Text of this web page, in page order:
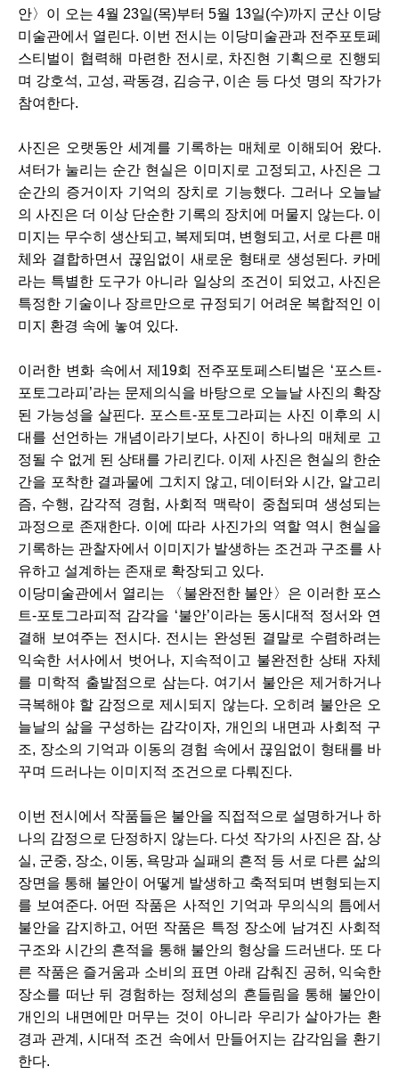
안〉이 오는 4월 23일(목)부터 5월 13일(수)까지 군산 이당
미술관에서 열린다. 이번 전시는 이당미술관과 전주포토페
스티벌이 협력해 마련한 전시로, 차진현 기획으로 진행되
며 강호석, 고성, 곽동경, 김승구, 이손 등 다섯 명의 작가가
참여한다.
사진은 오랫동안 세계를 기록하는 매체로 이해되어 왔다.
셔터가 눌리는 순간 현실은 이미지로 고정되고, 사진은 그
순간의 증거이자 기억의 장치로 기능했다. 그러나 오늘날
의 사진은 더 이상 단순한 기록의 장치에 머물지 않는다. 이
미지는 무수히 생산되고, 복제되며, 변형되고, 서로 다른 매
체와 결합하면서 끊임없이 새로운 형태로 생성된다. 카메
라는 특별한 도구가 아니라 일상의 조건이 되었고, 사진은
특정한 기술이나 장르만으로 규정되기 어려운 복합적인 이
미지 환경 속에 놓여 있다.
이러한 변화 속에서 제19회 전주포토페스티벌은 ‘포스트-
포토그라피’라는 문제의식을 바탕으로 오늘날 사진의 확장
된 가능성을 살핀다. 포스트-포토그라피는 사진 이후의 시
대를 선언하는 개념이라기보다, 사진이 하나의 매체로 고
정될 수 없게 된 상태를 가리킨다. 이제 사진은 현실의 한순
간을 포착한 결과물에 그치지 않고, 데이터와 시간, 알고리
즘, 수행, 감각적 경험, 사회적 맥락이 중첩되며 생성되는
과정으로 존재한다. 이에 따라 사진가의 역할 역시 현실을
기록하는 관찰자에서 이미지가 발생하는 조건과 구조를 사
유하고 설계하는 존재로 확장되고 있다.
이당미술관에서 열리는 〈불완전한 불안〉은 이러한 포스
트-포토그라피적 감각을 ‘불안’이라는 동시대적 정서와 연
결해 보여주는 전시다. 전시는 완성된 결말로 수렴하려는
익숙한 서사에서 벗어나, 지속적이고 불완전한 상태 자체
를 미학적 출발점으로 삼는다. 여기서 불안은 제거하거나
극복해야 할 감정으로 제시되지 않는다. 오히려 불안은 오
늘날의 삶을 구성하는 감각이자, 개인의 내면과 사회적 구
조, 장소의 기억과 이동의 경험 속에서 끊임없이 형태를 바
꾸며 드러나는 이미지적 조건으로 다뤄진다.
이번 전시에서 작품들은 불안을 직접적으로 설명하거나 하
나의 감정으로 단정하지 않는다. 다섯 작가의 사진은 잠, 상
실, 군중, 장소, 이동, 욕망과 실패의 흔적 등 서로 다른 삶의
장면을 통해 불안이 어떻게 발생하고 축적되며 변형되는지
를 보여준다. 어떤 작품은 사적인 기억과 무의식의 틈에서
불안을 감지하고, 어떤 작품은 특정 장소에 남겨진 사회적
구조와 시간의 흔적을 통해 불안의 형상을 드러낸다. 또 다
른 작품은 즐거움과 소비의 표면 아래 감춰진 공허, 익숙한
장소를 떠난 뒤 경험하는 정체성의 흔들림을 통해 불안이
개인의 내면에만 머무는 것이 아니라 우리가 살아가는 환
경과 관계, 시대적 조건 속에서 만들어지는 감각임을 환기
한다.